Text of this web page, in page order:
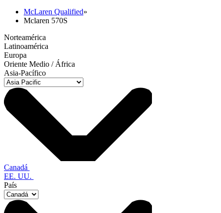
McLaren Qualified»
Mclaren 570S
Norteamérica
Latinoamérica
Europa
Oriente Medio / África
Asia-Pacífico
Canadá
EE. UU.
País